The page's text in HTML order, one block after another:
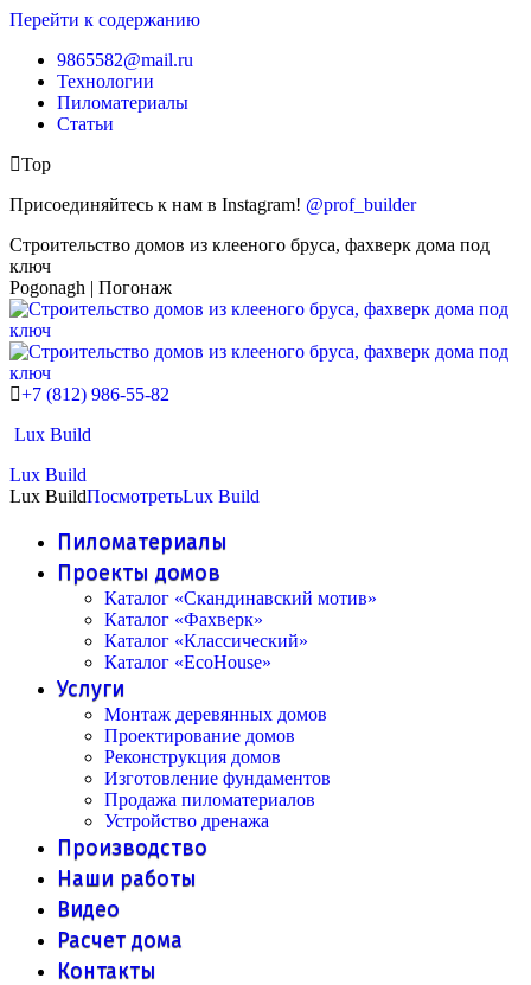
Перейти к содержанию
9865582@mail.ru
Технологии
Пиломатериалы
Статьи
Top
Присоединяйтесь к нам в Instagram! @prof_builder
Строительство домов из клееного бруса, фахверк дома под
ключ
Pogonagh | Погонаж
+7 (812) 986-55-82
Lux Build
Lux Build
Lux BuildПосмотретьLux Build
Пиломатериалы
Проекты домов
Каталог «Скандинавский мотив»
Каталог «Фахверк»
Каталог «Классический»
Каталог «EcoHouse»
Услуги
Монтаж деревянных домов
Проектирование домов
Реконструкция домов
Изготовление фундаментов
Продажа пиломатериалов
Устройство дренажа
Производство
Наши работы
Видео
Расчет дома
Контакты